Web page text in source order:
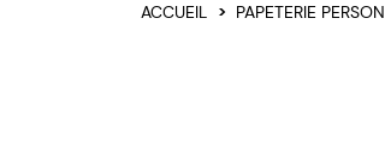
ACCUEIL PAPETERIE